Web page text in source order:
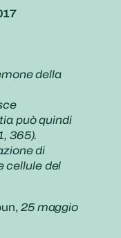
della
può quindi
365).
di
cellule del
25 maggio